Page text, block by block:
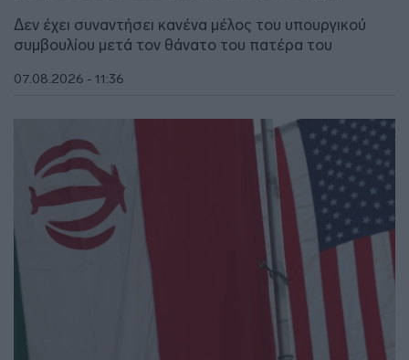
Δεν έχει συναντήσει κανένα μέλος του υπουργικού
συμβουλίου μετά τον θάνατο του πατέρα του
07.08.2026 - 11:36